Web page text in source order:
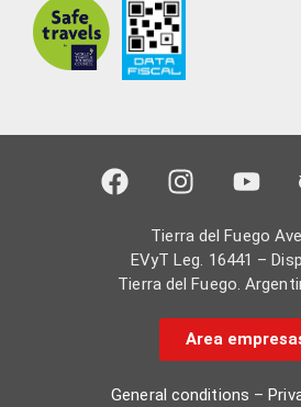
Tierra del Fuego
EVyT Leg. 16441 –
Tierra del Fuego.
Area
General conditions –